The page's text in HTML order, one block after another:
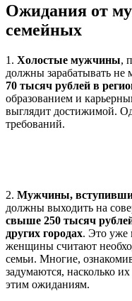
Ожидания от
семейных
1. Холостые мужчины,
должны зарабатывать не
70 тысяч рублей в
образованием и
выглядит достижимой.
требований.
2. Мужчины,
должны выходить на
свыше 250 тысяч
других городах. Это уже
женщины считают
семьи. Многие,
задумаются, насколько
этим ожиданиям.